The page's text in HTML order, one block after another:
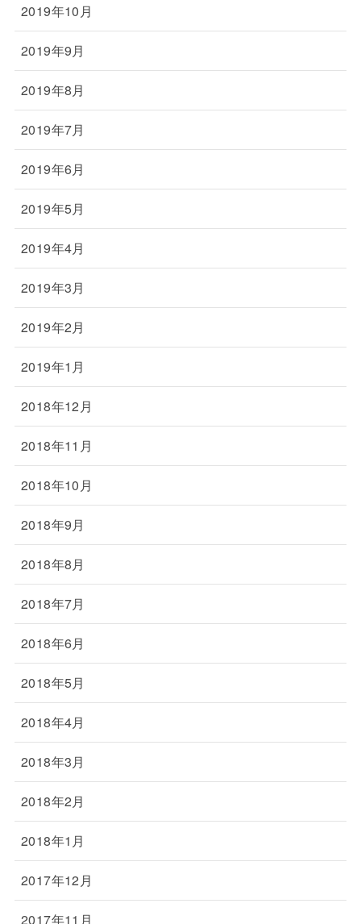
2019年10月
2019年9月
2019年8月
2019年7月
2019年6月
2019年5月
2019年4月
2019年3月
2019年2月
2019年1月
2018年12月
2018年11月
2018年10月
2018年9月
2018年8月
2018年7月
2018年6月
2018年5月
2018年4月
2018年3月
2018年2月
2018年1月
2017年12月
2017年11月